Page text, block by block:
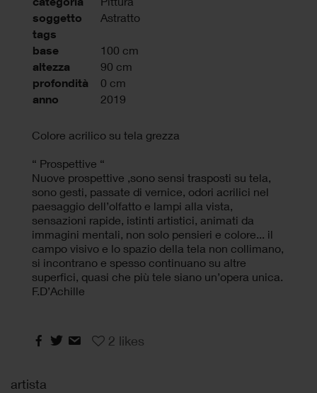
soggetto Astratto
tags
base
100 cm
altezza 90 cm
profondità 0 cm
anno 2019
Colore acrilico su tela grezza
“ Prospettive “
Nuove prospettive ,sono sensi trasposti su tela,
sono gesti, passate di vernice, odori acrilici nel
paesaggio dell’olfatto e lampi alla vista,
sensazioni rapide, istinti artistici, animati da
immagini mentali, non solo pensieri e colore... il
campo visivo e lo spazio della tela non collimano,
si incontrano e spesso continuano su altre
superfici, quasi che più tele siano un’opera unica.
F.D’Achille
2 likes
artista